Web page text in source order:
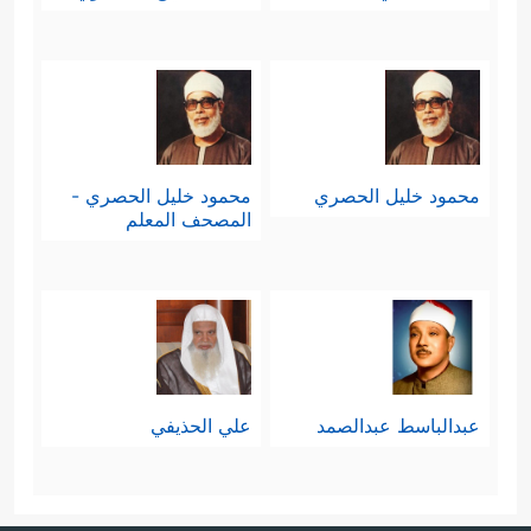
وَیُسۡـَٔلُونَ﴾.
فهم يُشرِكون مع الله آلهةً أخرى، ثم لم
يكتَفُوا بذلك، بل راحوا ينسبون إلى الله
البنات، زاعمين أنّ الملائكة إنّما هم بنات
ويحتقرونهنَّ إلى الحدِّ الذي يبقى أحدهم
مُسودَّ الوجهِ حزينًا كئيبًا لو رزقه الله
ببنت، وهم بهذا قد ارتَكَبوا جريمتَين:
محمود خليل الحصري
محمود خليل الحصري -
المصحف المعلم
عبدالباسط عبدالصمد علي الحذيفي